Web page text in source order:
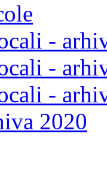
-
-
-
2020